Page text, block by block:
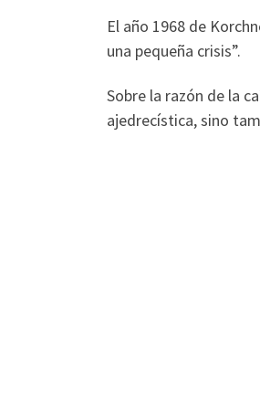
El año 1968 de
una pequeña crisis”.
Sobre la razón de la
ajedrecística, sino